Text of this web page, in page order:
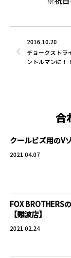
2016.10.20
チョークストラ
ントルマンに！！
合
クールビズ用のV
2021.04.07
FOX BROTHERS
【難波店】
2021.02.24